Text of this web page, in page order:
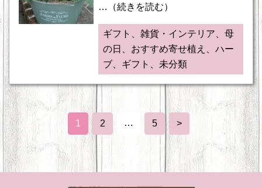
…（続きを読む）
ギフト、雑貨・インテリア、母
の日、おすすめ寄せ植え、ハー
ブ、ギフト、未分類
1 2 … 5 >